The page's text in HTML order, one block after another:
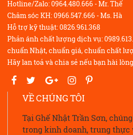
Hotline/Zalo: 0964.480.666 - Mr. Thế
Chăm sóc KH: 0966.547.666 - Ms. Hà
Hỗ trợ kỹ thuật: 0826.961.368
Phản ánh chất lượng dịch vụ:
chuẩn Nhật, chuẩn giá, chuẩn chất
Hãy lan toả và chia sẻ nếu bạn hài
VỀ CHÚNG TÔI
Tại Ghế Nhật Trần Sơn,
trong kinh doanh, trung thực